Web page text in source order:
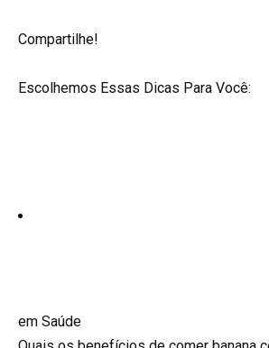
Compartilhe!
Escolhemos Essas Dicas Para Você:
em Saúde